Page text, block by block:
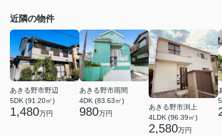
近隣の物件
あきる野市野辺
5DK (91.20㎡)
1,480万円
あきる野市雨間
4DK (83.63㎡)
980万円
あきる野市渕上
4LDK (96.39㎡)
2,580万円